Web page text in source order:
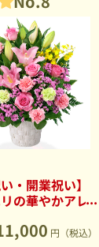
・開業祝い】
の華やかアレ
円（税込）